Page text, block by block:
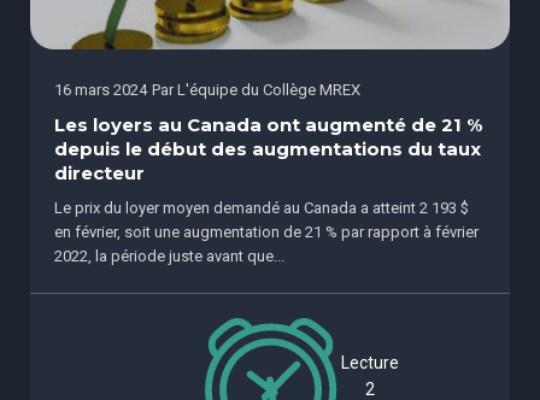
16 mars 2024 Par L'équipe du Collège MREX
Les loyers au Canada ont augmenté de 21 %
depuis le début des augmentations du taux
directeur
Le prix du loyer moyen demandé au Canada a atteint 2 193 $
en février, soit une augmentation de 21 % par rapport à février
2022, la période juste avant que...
Lecture
2